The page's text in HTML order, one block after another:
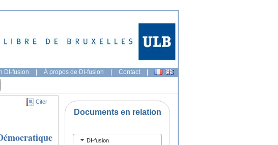
DI-fusion | À propos de DI-fusion | Contact |
Citer
Documents en relation
DI-fusion